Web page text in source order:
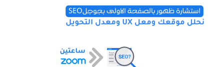
500 ر.س.
300 ر.س.